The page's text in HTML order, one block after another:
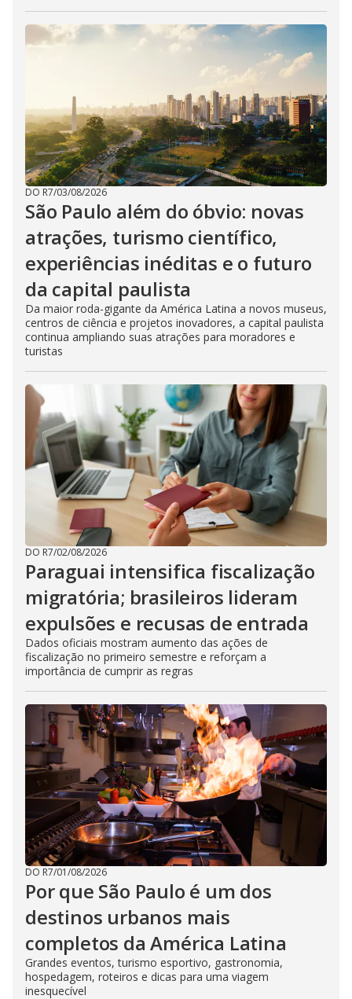
DO R7/03/08/2026
São Paulo além do óbvio: novas
atrações, turismo científico,
experiências inéditas e o futuro
da capital paulista
Da maior roda-gigante da América Latina a novos museus,
centros de ciência e projetos inovadores, a capital paulista
continua ampliando suas atrações para moradores e
turistas
DO R7/02/08/2026
Paraguai intensifica fiscalização
migratória; brasileiros lideram
expulsões e recusas de entrada
Dados oficiais mostram aumento das ações de
fiscalização no primeiro semestre e reforçam a
importância de cumprir as regras
DO R7/01/08/2026
Por que São Paulo é um dos
destinos urbanos mais
completos da América Latina
Grandes eventos, turismo esportivo, gastronomia,
hospedagem, roteiros e dicas para uma viagem
inesquecível